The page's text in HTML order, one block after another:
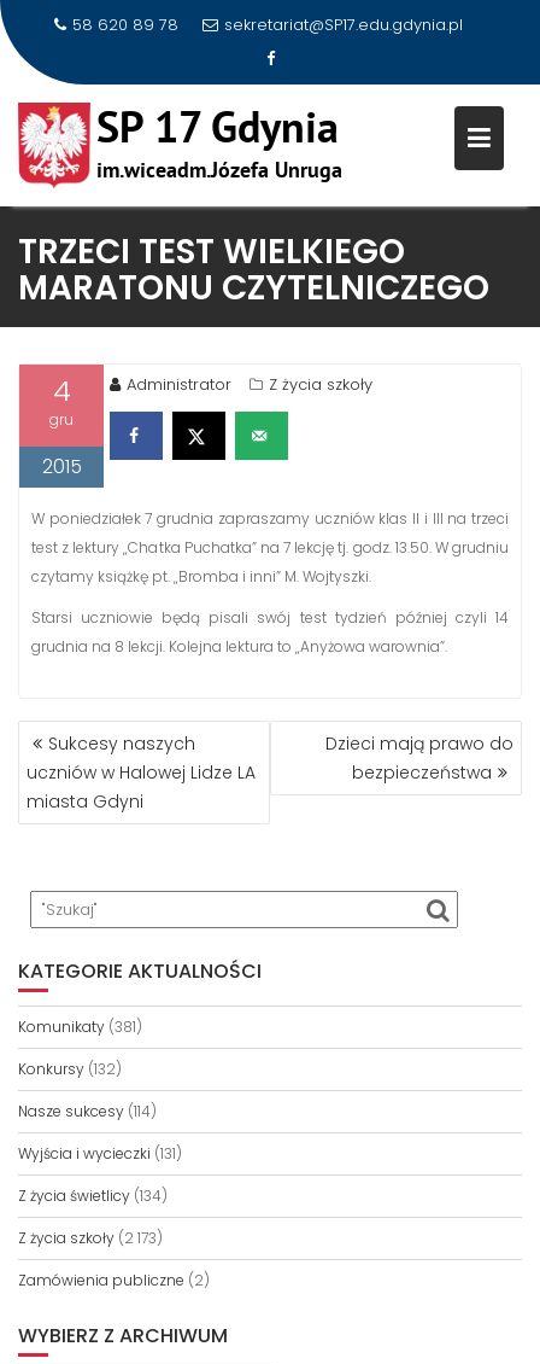
content
58 620 89 78 sekretariat@SP17.edu.gdynia.pl
TRZECI TEST WIELKIEGO
MARATONU CZYTELNICZEGO
4
gru
2015
Administrator Z życia szkoły
W poniedziałek 7 grudnia zapraszamy uczniów klas II i III na trzeci
test z lektury „Chatka Puchatka” na 7 lekcję tj. godz. 13.50. W grudniu
czytamy książkę pt. „Bromba i inni” M. Wojtyszki.
Starsi uczniowie będą pisali swój test tydzień później czyli 14
grudnia na 8 lekcji. Kolejna lektura to „Anyżowa warownia”.
NAWIGACJA
WPISU
Sukcesy naszych
uczniów w Halowej Lidze LA
miasta Gdyni
Dzieci mają prawo do
bezpieczeństwa
KATEGORIE AKTUALNOŚCI
Komunikaty (381)
Konkursy (132)
Nasze sukcesy (114)
Wyjścia i wycieczki (131)
Z życia świetlicy (134)
Z życia szkoły (2 173)
Zamówienia publiczne (2)
WYBIERZ Z ARCHIWUM